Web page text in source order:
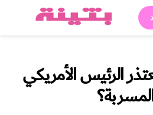
الرئيس الأمريكي